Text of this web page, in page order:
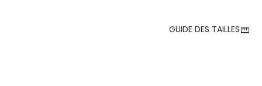
GUIDE DES TAILLESstraighten